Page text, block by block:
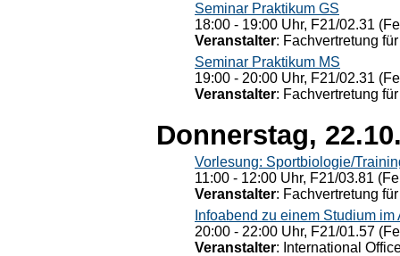
Seminar Praktikum GS
18:00 - 19:00 Uhr, F21/02.31
Veranstalter: Fachvertretung
Seminar Praktikum MS
19:00 - 20:00 Uhr, F21/02.31
Veranstalter: Fachvertretung
Donnerstag,
Vorlesung: Sportbiologie/
11:00 - 12:00 Uhr, F21/03.81
Veranstalter: Fachvertretung
Infoabend zu einem Studium im
20:00 - 22:00 Uhr, F21/01.57
Veranstalter: International